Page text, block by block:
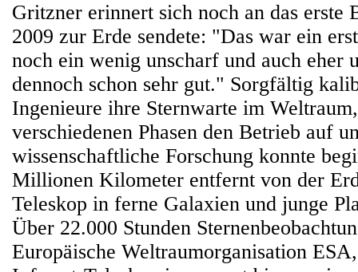
Gritzner erinnert sich noch an das erste
2009 zur Erde sendete: "Das war ein
noch ein wenig unscharf und auch eher
dennoch schon sehr gut." Sorgfältig
Ingenieure ihre Sternwarte im
verschiedenen Phasen den Betrieb auf
wissenschaftliche Forschung konnte
Millionen Kilometer entfernt von der
Teleskop in ferne Galaxien und junge
Über 22.000 Stunden
Europäische Weltraumorganisation